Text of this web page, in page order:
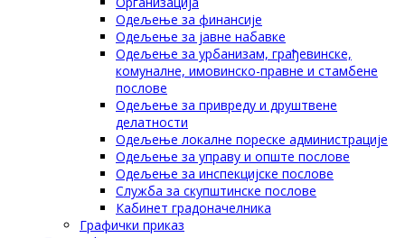
Одељење за финансије
Одељење за јавне набавке
Одељење за урбанизам, грађевинске,
комуналне, имовинско-правне и стамбене
послове
Одељење за привреду и друштвене
делатности
Одељење локалне пореске администрације
Одељење за управу и опште послове
Одељење за инспекцијске послове
Служба за скупштинске послове
Кабинет градоначелника
Графички приказ